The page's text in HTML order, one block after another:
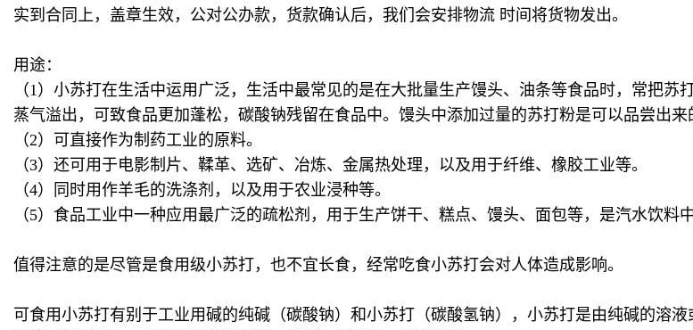
实到合同上，盖章生效，公对公办款，货款确认后，我们会安排物流 时间将货物发出。
用途：
（1）小苏打在生活中运用广泛，生活中最常见的是在大批量生产馒头、油条等食品时，常把
蒸气溢出，可致食品更加蓬松，碳酸钠残留在食品中。馒头中添加过量的苏打粉是可以品尝出来
（2）可直接作为制药工业的原料。
（3）还可用于电影制片、鞣革、选矿、冶炼、金属热处理，以及用于纤维、橡胶工业等。
（4）同时用作羊毛的洗涤剂，以及用于农业浸种等。
（5）食品工业中一种应用最广泛的疏松剂，用于生产饼干、糕点、馒头、面包等，是汽水饮料
值得注意的是尽管是食用级小苏打，也不宜长食，经常吃食小苏打会对人体造成影响。
可食用小苏打有别于工业用碱的纯碱（碳酸钠）和小苏打（碳酸氢钠），小苏打是由纯碱的溶